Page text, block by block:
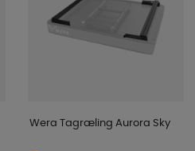
Wera Tagræling Aurora Sky